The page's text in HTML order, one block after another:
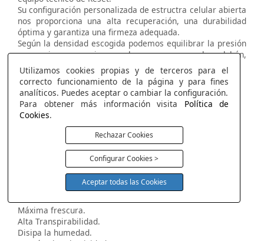
Su configuración personalizada de estructra celular abierta
nos proporciona una alta recuperación, una durabilidad
óptima y garantiza una firmeza adequada.
Según la densidad escogida podemos equilibrar la presión
necesaria que ejerce el cuerpo en el colchón,
proporcionando así el descanso deseado.
Soporte y ergonómico.
Alta transpirabilidad.
Gran elasticidad.
Alta resiliencia.
Estabilidad.
Visco Reset Air
Máxima Frescura con la más alta elasticidad.
Máximo termo regulador.
Máxima frescura.
Alta Transpirabilidad.
Disipa la humedad.
Utilizamos cookies propias y de terceros para el
correcto funcionamiento de la página y para fines
analíticos. Puedes aceptar o cambiar la configuración.
Para obtener más información visita Política de
Cookies.
Rechazar Cookies
Configurar Cookies >
Aceptar todas las Cookies